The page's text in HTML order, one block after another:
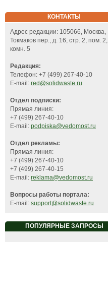
КОНТАКТЫ
Адрес редакции: 105066, Москва,
Токмаков пер., д. 16, стр. 2, пом. 2,
комн. 5
Редакция:
Телефон: +7 (499) 267-40-10
E-mail: red@solidwaste.ru
Отдел подписки:
Прямая линия:
+7 (499) 267-40-10
E-mail: podpiska@vedomost.ru
Отдел рекламы:
Прямая линия:
+7 (499) 267-40-10
+7 (499) 267-40-15
E-mail: reklama@vedomost.ru
Вопросы работы портала:
E-mail: support@solidwaste.ru
ПОПУЛЯРНЫЕ ЗАПРОСЫ